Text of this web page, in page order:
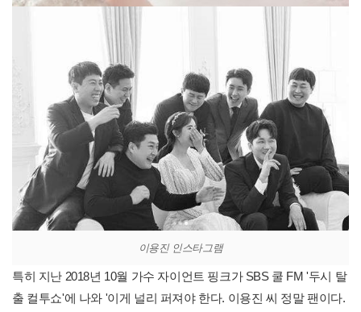
이용진 인스타그램
특히 지난 2018년 10월 가수 자이언트 핑크가 SBS 쿨 FM '두시 탈
출 컬투쇼'에 나와 '이게 널리 퍼져야 한다. 이용진 씨 정말 팬이다.